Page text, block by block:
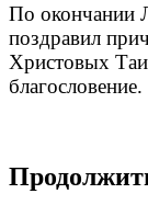
По окончании
поздравил
Христовых
благословение.